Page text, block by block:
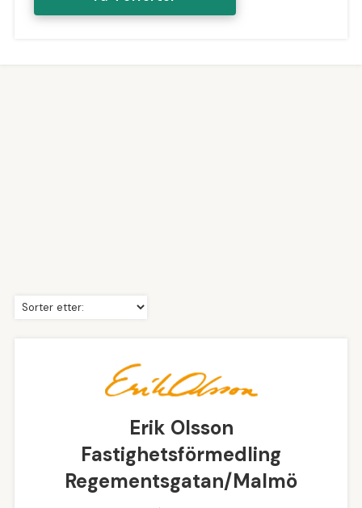
Erik Olsson
Fastighetsförmedling
Regementsgatan/Malmö